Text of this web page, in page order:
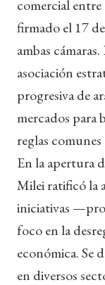
comercial
firmado el 17
ambas
asociación
progresiva de
mercados para
reglas
En la apertura
Milei ratificó la
iniciativas
foco en la
económica. Se
en diversos